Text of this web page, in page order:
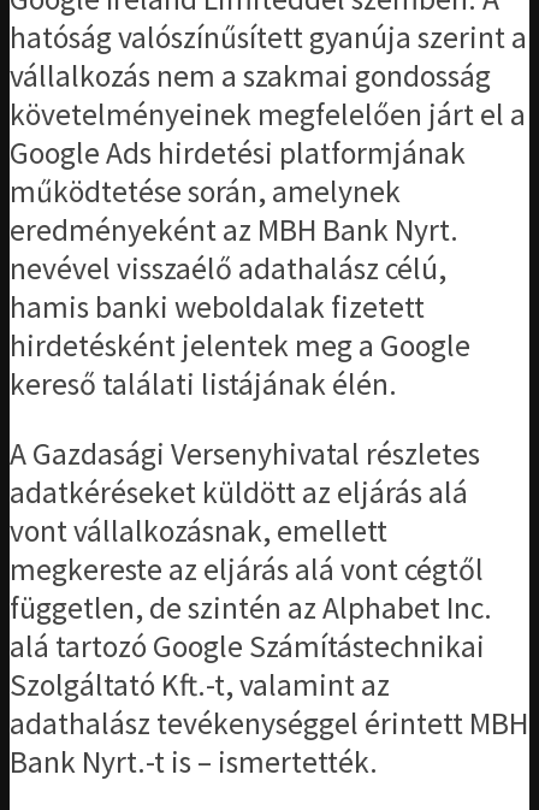
hatóság valószínűsített gyanúja szerint a
vállalkozás nem a szakmai gondosság
követelményeinek megfelelően járt el a
Google Ads hirdetési platformjának
működtetése során, amelynek
eredményeként az MBH Bank Nyrt.
nevével visszaélő adathalász célú,
hamis banki weboldalak fizetett
hirdetésként jelentek meg a Google
kereső találati listájának élén.
A Gazdasági Versenyhivatal részletes
adatkéréseket küldött az eljárás alá
vont vállalkozásnak, emellett
megkereste az eljárás alá vont cégtől
független, de szintén az Alphabet Inc.
alá tartozó Google Számítástechnikai
Szolgáltató Kft.-t, valamint az
adathalász tevékenységgel érintett MBH
Bank Nyrt.-t is – ismertették.